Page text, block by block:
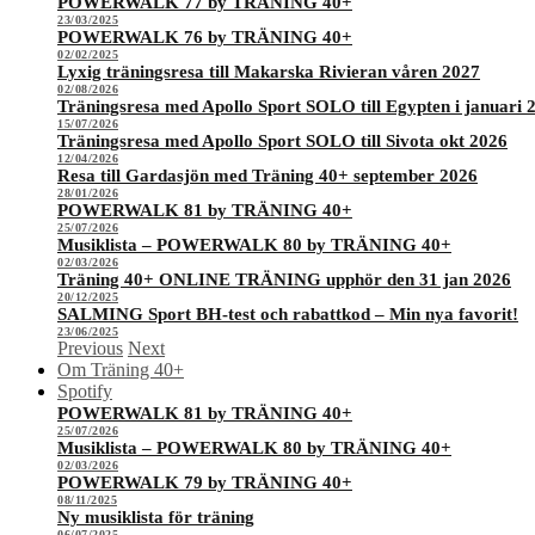
23/03/2025
POWERWALK 76 by TRÄNING 40+
02/02/2025
Lyxig träningsresa till Makarska Rivieran våren 2027
02/08/2026
Träningsresa med Apollo Sport SOLO till Egypten i januari
15/07/2026
Träningsresa med Apollo Sport SOLO till Sivota okt 2026
12/04/2026
Resa till Gardasjön med Träning 40+ september 2026
28/01/2026
POWERWALK 81 by TRÄNING 40+
25/07/2026
Musiklista – POWERWALK 80 by TRÄNING 40+
02/03/2026
Träning 40+ ONLINE TRÄNING upphör den 31 jan 2026
20/12/2025
SALMING Sport BH-test och rabattkod – Min nya favorit!
23/06/2025
Previous Next
Om Träning 40+
Spotify
POWERWALK 81 by TRÄNING 40+
25/07/2026
Musiklista – POWERWALK 80 by TRÄNING 40+
02/03/2026
POWERWALK 79 by TRÄNING 40+
08/11/2025
Ny musiklista för träning